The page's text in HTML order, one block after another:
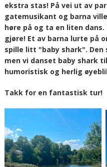
ekstra stas! På vei ut av
gatemusikant og barna
høre på og ta en liten
gjøre! Et av barna lurte på
spille litt "baby shark". Den
men vi danset baby shark
humoristisk og herlig
Takk for en fantastisk tur!